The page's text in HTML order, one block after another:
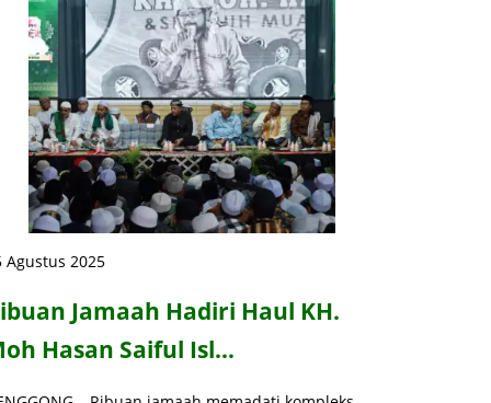
Agustus 2025
Jamaah Hadiri Haul KH.
Hasan Saiful Isl…